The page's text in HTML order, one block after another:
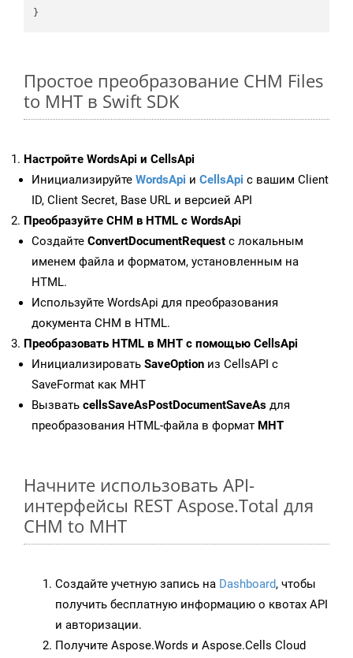
Простое преобразование CHM Files
to MHT в Swift SDK
Настройте WordsApi и CellsApi
Инициализируйте WordsApi и CellsApi с вашим Client
ID, Client Secret, Base URL и версией API
Преобразуйте CHM в HTML с WordsApi
Создайте ConvertDocumentRequest с локальным
именем файла и форматом, установленным на
HTML.
Используйте WordsApi для преобразования
документа CHM в HTML.
Преобразовать HTML в MHT с помощью CellsApi
Инициализировать SaveOption из CellsAPI с
SaveFormat как MHT
Вызвать cellsSaveAsPostDocumentSaveAs для
преобразования HTML-файла в формат MHT
Начните использовать API-
интерфейсы REST Aspose.Total для
CHM to MHT
Создайте учетную запись на Dashboard, чтобы
получить бесплатную информацию о квотах API
и авторизации.
Получите Aspose.Words и Aspose.Cells Cloud